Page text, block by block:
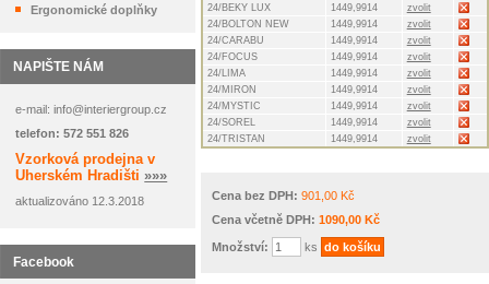
Ergonomické doplňky
NAPIŠTE NÁM
e-mail: info@interiergroup.cz
telefon: 572 551 826
Vzorková prodejna v
Uherském Hradišti »»»
aktualizováno 12.3.2018
Facebook
24/BEKY LUX
1449,9914
zvolit
24/BOLTON NEW
1449,9914
zvolit
24/CARABU
1449,9914
zvolit
24/FOCUS
1449,9914
zvolit
24/LIMA
1449,9914
zvolit
24/MIRON
1449,9914
zvolit
24/MYSTIC
1449,9914
zvolit
24/SOREL
1449,9914
zvolit
24/TRISTAN
1449,9914 zvolit
Cena bez DPH: 901,00 Kč
Cena včetně DPH: 1090,00 Kč
Množství: ks